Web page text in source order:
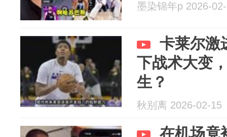
墨染锦年p 2026-
卡莱尔激
下战术大变
生？
秋别离 2026-02-15
在机场竟